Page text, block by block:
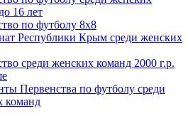
16 лет
по футболу 8х8
Республики Крым среди женских
среди женских команд 2000 г.р.
Первенства по футболу среди
команд